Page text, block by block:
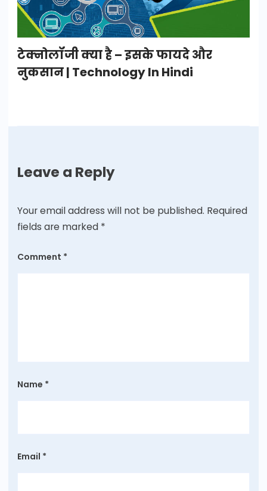
टेक्नोलॉजी क्या है – इसके फायदे और
नुकसान | Technology In Hindi
Leave a Reply
Your email address will not be published. Required
fields are marked *
Comment *
Name *
Email *